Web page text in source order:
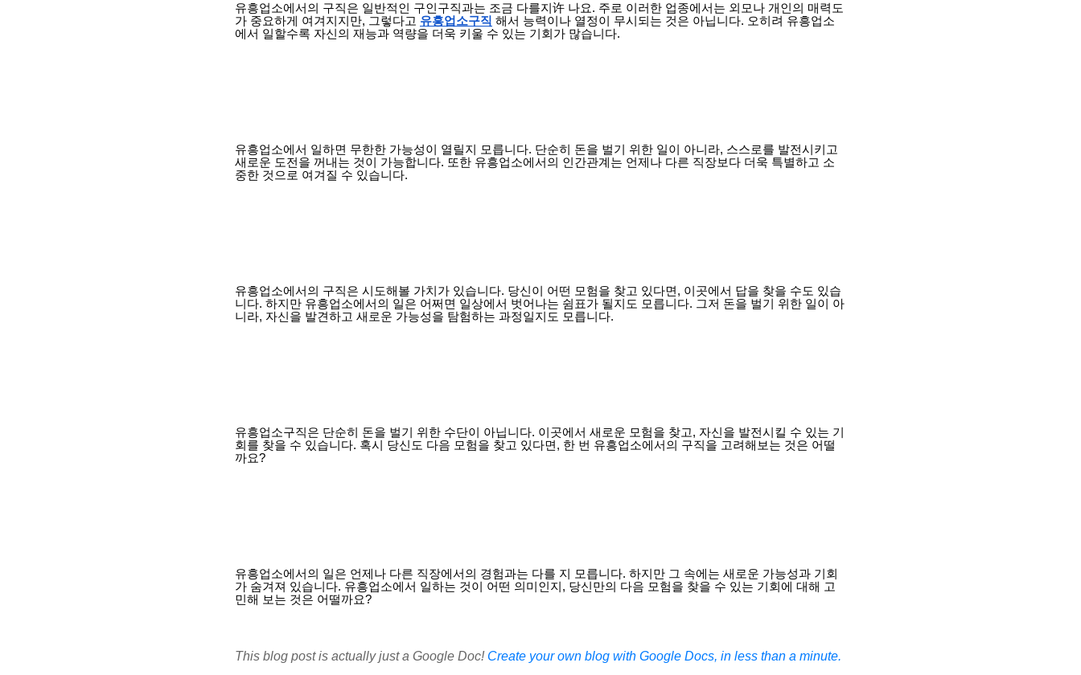
유흥업소에서의 구직은 일반적인 구인구직과는 조금 다를지许 나요. 주로 이러한 업종에서는 외모나 개인의 매력도
가 중요하게 여겨지지만, 그렇다고 유흥업소구직 해서 능력이나 열정이 무시되는 것은 아닙니다. 오히려 유흥업소
에서 일할수록 자신의 재능과 역량을 더욱 키울 수 있는 기회가 많습니다.
유흥업소에서 일하면 무한한 가능성이 열릴지 모릅니다. 단순히 돈을 벌기 위한 일이 아니라, 스스로를 발전시키고
새로운 도전을 꺼내는 것이 가능합니다. 또한 유흥업소에서의 인간관계는 언제나 다른 직장보다 더욱 특별하고 소
중한 것으로 여겨질 수 있습니다.
유흥업소에서의 구직은 시도해볼 가치가 있습니다. 당신이 어떤 모험을 찾고 있다면, 이곳에서 답을 찾을 수도 있습
니다. 하지만 유흥업소에서의 일은 어쩌면 일상에서 벗어나는 쉼표가 될지도 모릅니다. 그저 돈을 벌기 위한 일이 아
니라, 자신을 발견하고 새로운 가능성을 탐험하는 과정일지도 모릅니다.
유흥업소구직은 단순히 돈을 벌기 위한 수단이 아닙니다. 이곳에서 새로운 모험을 찾고, 자신을 발전시킬 수 있는 기
회를 찾을 수 있습니다. 혹시 당신도 다음 모험을 찾고 있다면, 한 번 유흥업소에서의 구직을 고려해보는 것은 어떨
까요?
유흥업소에서의 일은 언제나 다른 직장에서의 경험과는 다를 지 모릅니다. 하지만 그 속에는 새로운 가능성과 기회
가 숨겨져 있습니다. 유흥업소에서 일하는 것이 어떤 의미인지, 당신만의 다음 모험을 찾을 수 있는 기회에 대해 고
민해 보는 것은 어떨까요?
This blog post is actually just a Google Doc! Create your own blog with Google Docs, in less than a minute.